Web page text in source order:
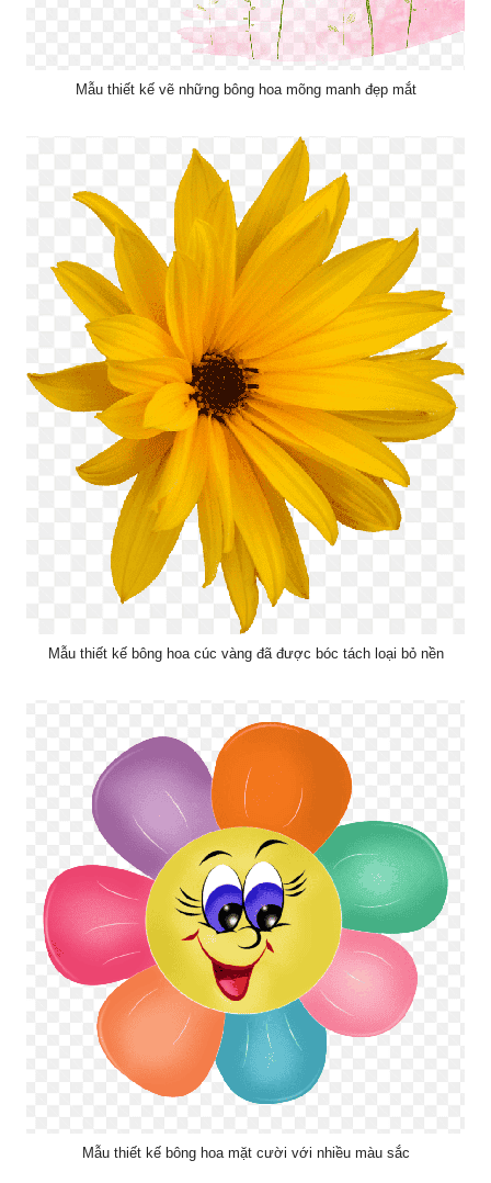
Mẫu thiết kế vẽ những bông hoa mõng manh đẹp mắt
Mẫu thiết kế bông hoa cúc vàng đã được bóc tách loại bỏ nền
Mẫu thiết kế bông hoa mặt cười với nhiều màu sắc